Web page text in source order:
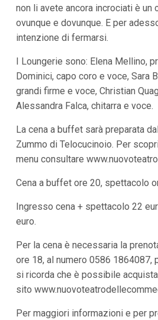
non li avete ancora incrociati è un
ovunque e dovunque. E per
intenzione di fermarsi.
I Loungerie sono: Elena Mellino,
Dominici, capo coro e voce, Sara
grandi firme e voce, Christian
Alessandra Falca, chitarra e voce.
La cena a buffet sarà preparata
Zummo di Telocucinoio. Per
menu consultare
Cena a buffet ore 20, spettacolo
Ingresso cena + spettacolo 22
euro.
Per la cena è necessaria la
ore 18, al numero 0586 1864087,
si ricorda che è possibile
sito
Per maggiori informazioni e per